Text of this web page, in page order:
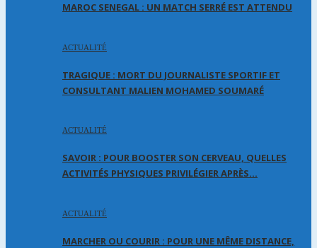
MAROC SENEGAL : UN MATCH SERRÉ EST ATTENDU
ACTUALITÉ
TRAGIQUE : MORT DU JOURNALISTE SPORTIF ET
CONSULTANT MALIEN MOHAMED SOUMARÉ
ACTUALITÉ
SAVOIR : POUR BOOSTER SON CERVEAU, QUELLES
ACTIVITÉS PHYSIQUES PRIVILÉGIER APRÈS…
ACTUALITÉ
MARCHER OU COURIR : POUR UNE MÊME DISTANCE,